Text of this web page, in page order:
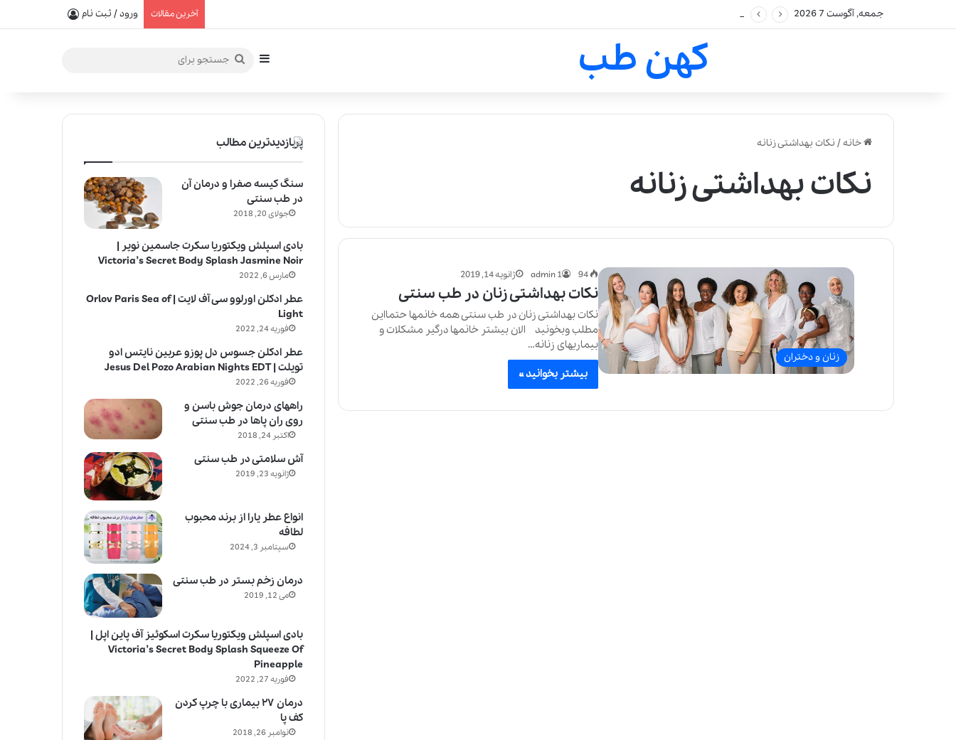
جمعه, آگوست 7 2026 آخرین مقالات ورود / ثبت نام
کهن طب سایدبارجستجو
خانه/ نکات بهداشتی زنانه
نکات بهداشتی زنانه
زنان و دختران
admin 1 ژانویه 14, 2019
نکات بهداشتی زنان در طب سنتی
نکات بهداشتی زنان در طب سنتی همه خانمها حتمااین
مطلب وبخونید الان بیشتر خانمها درگیر مشکلات و
بیماریهای زنانه…
بیشتر بخوانید »
پربازدیدترین مطالب
سنگ کیسه صفرا و درمان آن
در طب سنتی
جولای 20, 2018
بادی اسپلش ویکتوریا سکرت جاسمین نویر |
Victoria’s Secret Body Splash Jasmine Noir
مارس 6, 2022
عطر ادکلن اورلوو سی آف لایت | Orlov Paris Sea of
Light
فوریه 24, 2022
عطر ادکلن جسوس دل پوزو عربین نایتس ادو
تویلت | Jesus Del Pozo Arabian Nights EDT
فوریه 26, 2022
راههای درمان جوش باسن و
روی ران پاها در طب سنتی
اکتبر 24, 2018
آش سلامتی در طب سنتی
ژانویه 23, 2019
انواع عطر یارا از برند محبوب
لطافه
سپتامبر 3, 2024
درمان زخم بستر در طب سنتی
می 12, 2019
بادی اسپلش ویکتوریا سکرت اسکوئیز آف پاین اپل |
Victoria’s Secret Body Splash Squeeze Of
Pineapple
فوریه 27, 2022
درمان ۲۷ بیماری با چرپ کردن
کف پا
نوامبر 26, 2018